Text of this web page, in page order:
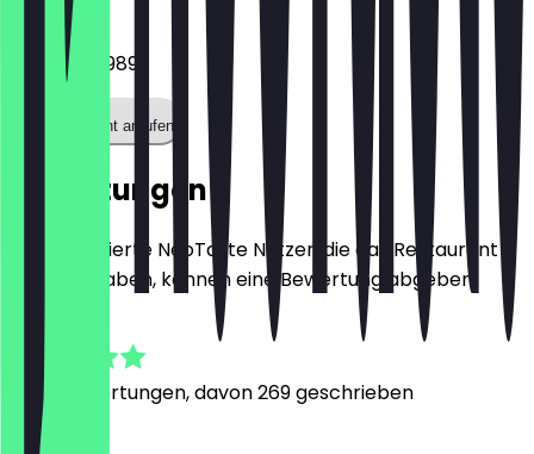
Telefon
015781425989
Restaurant anrufen
Bewertungen
Nur registrierte NeoTaste Nutzer, die das Restaurant
besucht haben, können eine Bewertung abgeben.
3026
Bewertungen, davon 269 geschrieben